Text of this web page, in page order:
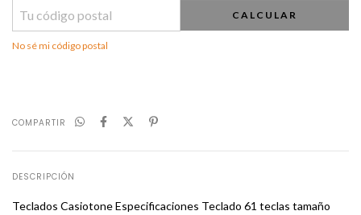
CALCULAR
No sé mi código postal
COMPARTIR
DESCRIPCIÓN
Teclados Casiotone Especificaciones Teclado 61 teclas tamaño